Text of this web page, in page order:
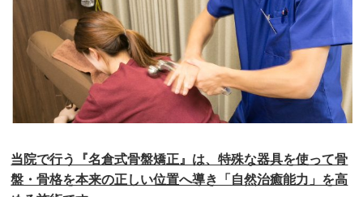
当院で行う『名倉式骨盤矯正』は、特殊な器具を使って骨
盤・骨格を本来の正しい位置へ導き「自然治癒能力」を高